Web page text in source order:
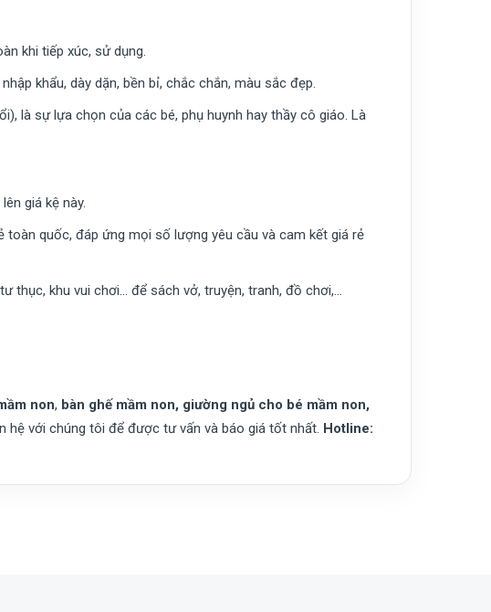
khi tiếp xúc, sử dụng.
khẩu, dày dặn, bền bỉ, chắc chắn, màu sắc đẹp.
là sự lựa chọn của các bé, phụ huynh hay thầy cô giáo. Là
giá kệ này.
toàn quốc, đáp ứng mọi số lượng yêu cầu và cam kết giá rẻ
thục, khu vui chơi… để sách vở, truyện, tranh, đồ chơi,…
non, bàn ghế mầm non, giường ngủ cho bé mầm non,
hệ với chúng tôi để được tư vấn và báo giá tốt nhất. Hotline: